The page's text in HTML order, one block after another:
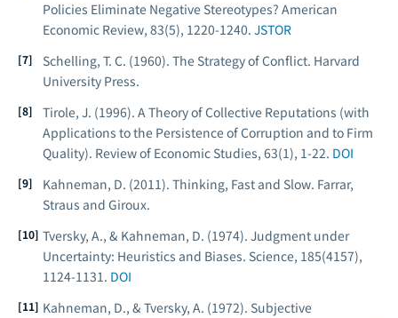
Policies Eliminate Negative Stereotypes? American
Economic Review, 83(5), 1220-1240. JSTOR
Schelling, T. C. (1960). The Strategy of Conflict. Harvard
University Press.
Tirole, J. (1996). A Theory of Collective Reputations (with
Applications to the Persistence of Corruption and to Firm
Quality). Review of Economic Studies, 63(1), 1-22. DOI
Kahneman, D. (2011). Thinking, Fast and Slow. Farrar,
Straus and Giroux.
Tversky, A., & Kahneman, D. (1974). Judgment under
Uncertainty: Heuristics and Biases. Science, 185(4157),
1124-1131. DOI
Kahneman, D., & Tversky, A. (1972). Subjective